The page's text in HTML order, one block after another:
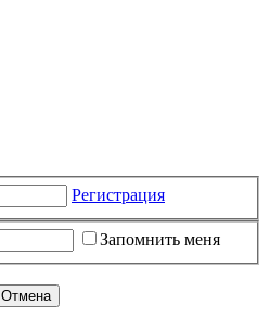
Регистрация
Запомнить меня
Отмена